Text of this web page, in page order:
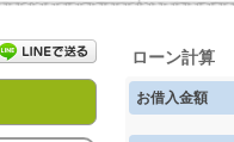
ローン計算
お借入金額